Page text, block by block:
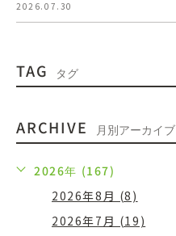
2026.07.30
TAG タグ
ARCHIVE 月別アーカイブ
2026年 (167)
2026年8月 (8)
2026年7月 (19)